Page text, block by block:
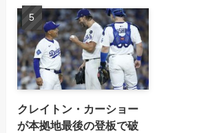
クレイトン・カーショー
が本拠地最後の登板で破